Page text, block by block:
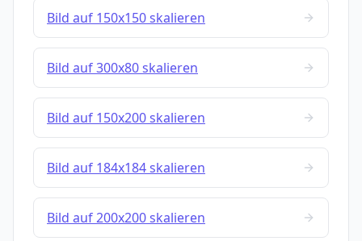
Bild auf 150x150 skalieren
Bild auf 300x80 skalieren
Bild auf 150x200 skalieren
Bild auf 184x184 skalieren
Bild auf 200x200 skalieren